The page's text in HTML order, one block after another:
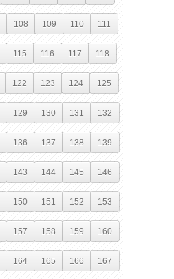
108 109 110 111
115 116 117 118
122 123 124 125
129 130 131 132
136 137 138 139
143 144 145 146
150 151 152 153
157 158 159 160
164 165 166 167